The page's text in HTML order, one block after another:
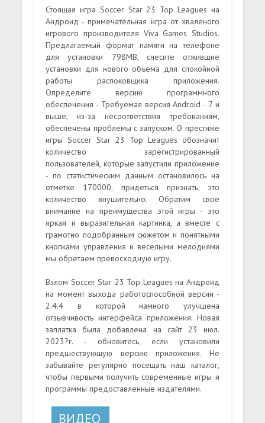
Стоящая игра Soccer Star 23 Top Leagues на
Андроид - примечательная игра от хваленого
игрового производителя Viva Games Studios.
Предлагаемый формат памяти на телефоне
для установки 798MB, снесите отжившие
установки для нового объема для спокойной
работы распоковщика приложения.
Определите версию программного
обеспечения - Требуемая версия Android - 7 и
выше, из-за несоответствия требованиям,
обеспечены проблемы с запуском. О престиже
игры Soccer Star 23 Top Leagues обозначит
количество зарегистрированный
пользователей, которые запустили приложение
- по статистическим данным остановилось на
отметке 170000, придеться признать, это
количество внушительно. Обратим свое
внимание на преимущества этой игры - это
яркая и выразительная картинка, а вместе с
грамотно подобранным сюжетом и понятными
кнопками управления и веселыми мелодиями
мы обретаем превосходную игру.
Взлом Soccer Star 23 Top Leagues на Андроид
на момент выхода работоспособной версии -
2.4.4 в которой намного улучшена
отзывчивость интерфейса приложения. Новая
заплатка была добавлена на сайт 23 июл.
2023?г. - обновитесь, если установили
предшествующую версию приложения. Не
забывайте регулярно посещать наш каталог,
чтобы первыми получить современные игры и
программы предоставленные издателями.
ВИДЕО